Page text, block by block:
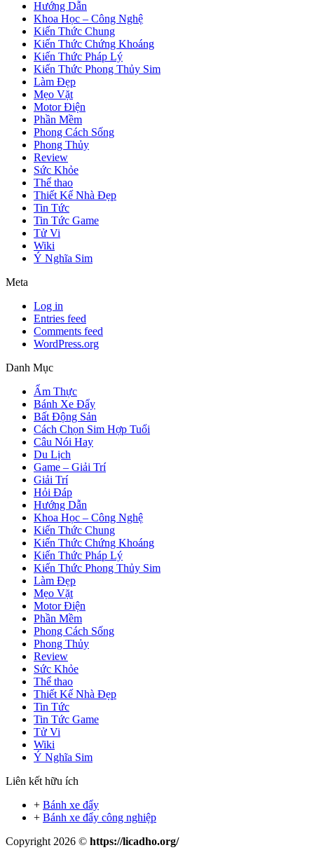
Hướng Dẫn
Khoa Học – Công Nghệ
Kiến Thức Chung
Kiến Thức Chứng Khoáng
Kiến Thức Pháp Lý
Kiến Thức Phong Thủy Sim
Làm Đẹp
Mẹo Vặt
Motor Điện
Phần Mềm
Phong Cách Sống
Phong Thủy
Review
Sức Khỏe
Thể thao
Thiết Kế Nhà Đẹp
Tin Tức
Tin Tức Game
Tử Vi
Wiki
Ý Nghĩa Sim
Meta
Log in
Entries feed
Comments feed
WordPress.org
Danh Mục
Ẩm Thực
Bánh Xe Đẩy
Bất Động Sản
Cách Chọn Sim Hợp Tuổi
Câu Nói Hay
Du Lịch
Game – Giải Trí
Giải Trí
Hỏi Đáp
Hướng Dẫn
Khoa Học – Công Nghệ
Kiến Thức Chung
Kiến Thức Chứng Khoáng
Kiến Thức Pháp Lý
Kiến Thức Phong Thủy Sim
Làm Đẹp
Mẹo Vặt
Motor Điện
Phần Mềm
Phong Cách Sống
Phong Thủy
Review
Sức Khỏe
Thể thao
Thiết Kế Nhà Đẹp
Tin Tức
Tin Tức Game
Tử Vi
Wiki
Ý Nghĩa Sim
Liên kết hữu ích
+ Bánh xe đẩy
+ Bánh xe đẩy công nghiệp
Copyright 2026 © https://licadho.org/